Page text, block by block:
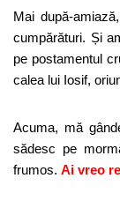
Mai după-
cumpărături. Și
pe postamentul
calea lui Iosif,
Acuma, mă
sădesc pe
frumos. Ai vreo